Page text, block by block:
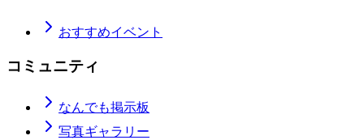
おすすめイベント
コミュニティ
なんでも掲示板
写真ギャラリー